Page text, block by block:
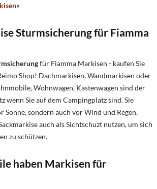
»
Sturmsicherung für Fiamma
für Fiamma Markisen - kaufen Sie
Shop! Dachmarkisen, Wandmarkisen oder
Wohnwagen, Kastenwagen sind der
wenn Sie auf dem Campingplatz sind. Sie
Sonne, sondern auch vor Wind und Regen.
auch als Sichtschuzt nutzen, um sich
zu schützen.
haben Markisen für